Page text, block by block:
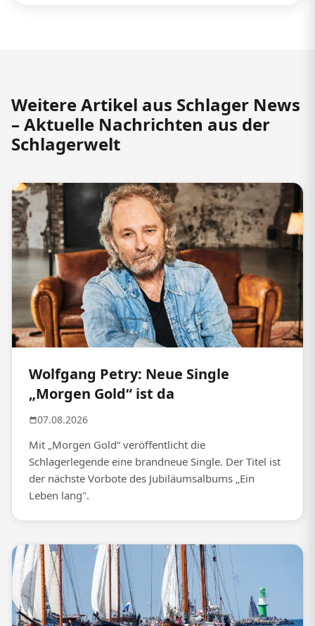
Weitere Artikel aus Schlager News
– Aktuelle Nachrichten aus der
Schlagerwelt
Wolfgang Petry: Neue Single
„Morgen Gold“ ist da
07.08.2026
Mit „Morgen Gold“ veröffentlicht die
Schlagerlegende eine brandneue Single. Der Titel ist
der nächste Vorbote des Jubiläumsalbums „Ein
Leben lang".